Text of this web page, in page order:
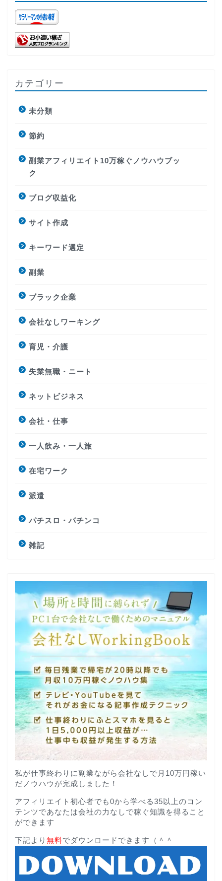
カテゴリー
未分類
節約
副業アフィリエイト10万稼ぐノウハウブッ
ク
ブログ収益化
サイト作成
キーワード選定
副業
ブラック企業
会社なしワーキング
育児・介護
失業無職・ニート
ネットビジネス
会社・仕事
一人飲み・一人旅
在宅ワーク
派遣
パチスロ・パチンコ
雑記
私が仕事終わりに副業ながら会社なしで月10万円稼い
だノウハウが完成しました！
アフィリエイト初心者でも0から学べる35以上のコン
テンツであなたは会社の力なしで稼ぐ知識を得ること
ができます
下記より 無料でダウンロードできます（＾＾